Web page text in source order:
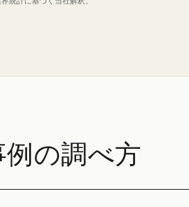
の調べ方